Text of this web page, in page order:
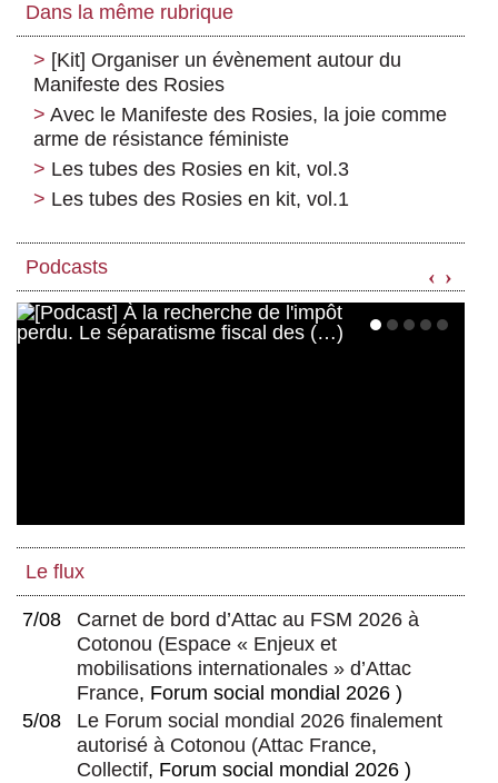
Dans la même rubrique
[Kit] Organiser un évènement autour du
Manifeste des Rosies
Avec le Manifeste des Rosies, la joie comme
arme de résistance féministe
Les tubes des Rosies en kit, vol.3
Les tubes des Rosies en kit, vol.1
Podcasts ‹ ›
Le flux
7/08
Carnet de bord d’Attac au FSM 2026 à
Cotonou (Espace « Enjeux et
mobilisations internationales » d’Attac
France, Forum social mondial 2026 )
5/08
Le Forum social mondial 2026 finalement
autorisé à Cotonou (Attac France,
Collectif, Forum social mondial 2026 )